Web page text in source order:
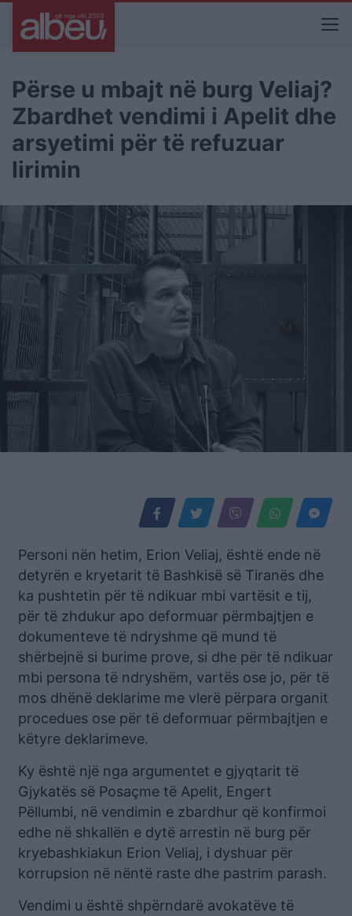
Përse u mbajt në burg Veliaj?
Zbardhet vendimi i Apelit dhe
arsyetimi për të refuzuar
lirimin
Personi nën hetim, Erion Veliaj, është ende në
detyrën e kryetarit të Bashkisë së Tiranës dhe
ka pushtetin për të ndikuar mbi vartësit e tij,
për të zhdukur apo deformuar përmbajtjen e
dokumenteve të ndryshme që mund të
shërbejnë si burime prove, si dhe për të ndikuar
mbi persona të ndryshëm, vartës ose jo, për të
mos dhënë deklarime me vlerë përpara organit
procedues ose për të deformuar përmbajtjen e
këtyre deklarimeve.
Ky është një nga argumentet e gjyqtarit të
Gjykatës së Posaçme të Apelit, Engert
Pëllumbi, në vendimin e zbardhur që konfirmoi
edhe në shkallën e dytë arrestin në burg për
kryebashkiakun Erion Veliaj, i dyshuar për
korrupsion në nëntë raste dhe pastrim parash.
Vendimi u është shpërndarë avokatëve të